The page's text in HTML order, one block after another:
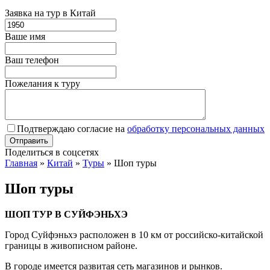
Заявка на тур в Китай
Ваше имя
Ваш телефон
Пожелания к туру
Подтверждаю согласие на обработку персональных данных
Поделиться в соцсетях
Главная » Китай » Туры » Шоп туры
Шоп туры
ШОП ТУР В СУЙФЭНЬХЭ
Город Суйфэньхэ расположен в 10 км от российско-китайской
границы в живописном районе.
В городе имеется развитая сеть магазинов и рынков.